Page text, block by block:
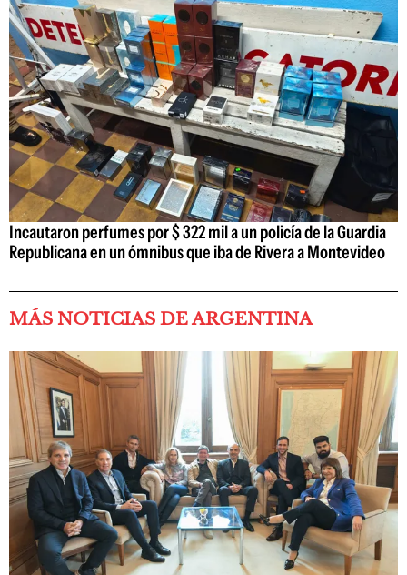
Incautaron perfumes por $ 322 mil a un policía de la Guardia
Republicana en un ómnibus que iba de Rivera a Montevideo
MÁS NOTICIAS DE ARGENTINA